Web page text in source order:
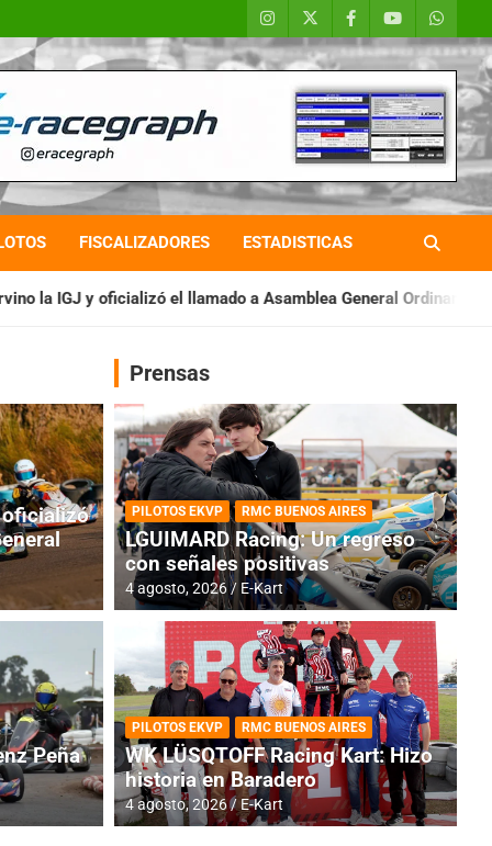
FISCALIZADORES ESTADISTICAS
llamado a Asamblea General Ordinaria IAME SERIES
RMC BUENOS AIRES
Cerró una jornada
oficializó
Peña
Prensas
PILOTOS EKVP RMC BUENOS AIRES
LGUIMARD Racing: Un regreso
con señales positivas
4 agosto, 2026 E-Kart
PILOTOS EKVP RMC BUENOS AIRES
WK LÜSQTOFF Racing Kart: Hizo
historia en Baradero
4 agosto, 2026 E-Kart